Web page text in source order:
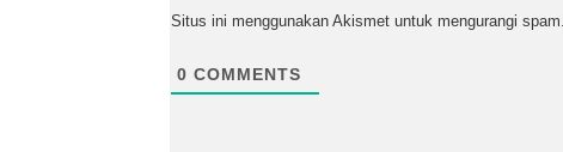
Situs ini menggunakan Akismet untuk mengurangi spam.
0 COMMENTS